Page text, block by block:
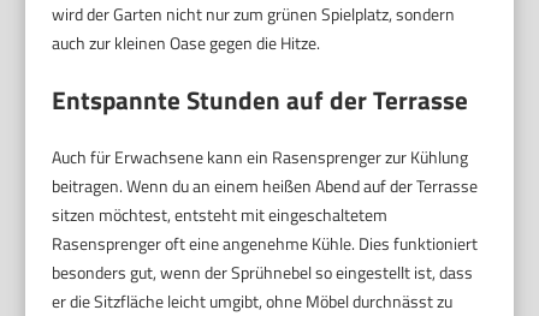
wird der Garten nicht nur zum grünen Spielplatz, sondern
auch zur kleinen Oase gegen die Hitze.
Entspannte Stunden auf der Terrasse
Auch für Erwachsene kann ein Rasensprenger zur Kühlung
beitragen. Wenn du an einem heißen Abend auf der Terrasse
sitzen möchtest, entsteht mit eingeschaltetem
Rasensprenger oft eine angenehme Kühle. Dies funktioniert
besonders gut, wenn der Sprühnebel so eingestellt ist, dass
er die Sitzfläche leicht umgibt, ohne Möbel durchnässt zu